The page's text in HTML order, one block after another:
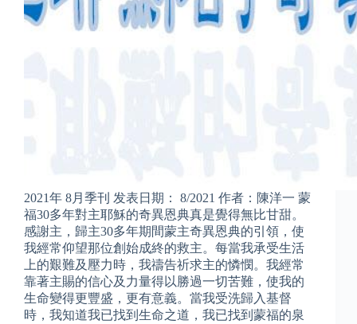
2021年 8月季刊 发表日期： 8/2021 作者：陳洋一 蒙
福30多年對主耶穌的奇異恩典真是覺得無比甘甜。
感謝主，歸主30多年期間蒙主奇異恩典的引領，使
我經常仰望那位創始成終的救主。每當我承受生活
上的艱難及壓力時，我禱告祈求主的憐憫。我經常
靠著主賜的信心及力量得以勝過一切苦難，使我的
生命變得更豐盛，更有意義。當我受洗歸入基督
時，我知道我已找到生命之道，我已找到蒙福的泉